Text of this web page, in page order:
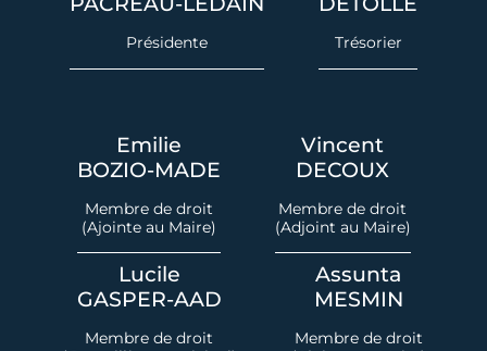
Présidente Trésorier
Emilie
BOZIO-MADE
Membre de droit
(Ajointe au Maire)
Vincent
DECOUX
Membre de droit
(Adjoint au Maire)
Lucile
GASPER-AAD
Membre de droit
Assunta
MESMIN
Membre de droit